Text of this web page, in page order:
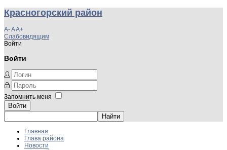
Красногорский район
A-AA+
Слабовидящим
Войти
Войти
Запомнить меня
Войти
Главная
Глава района
Новости